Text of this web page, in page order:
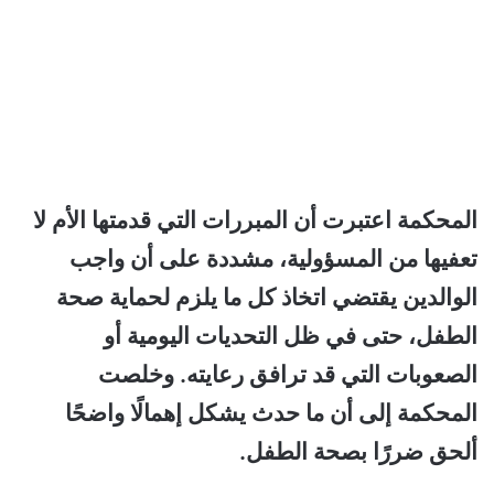
المحكمة اعتبرت أن المبررات التي قدمتها الأم لا
تعفيها من المسؤولية، مشددة على أن واجب
الوالدين يقتضي اتخاذ كل ما يلزم لحماية صحة
الطفل، حتى في ظل التحديات اليومية أو
الصعوبات التي قد ترافق رعايته. وخلصت
المحكمة إلى أن ما حدث يشكل إهمالًا واضحًا
ألحق ضررًا بصحة الطفل.